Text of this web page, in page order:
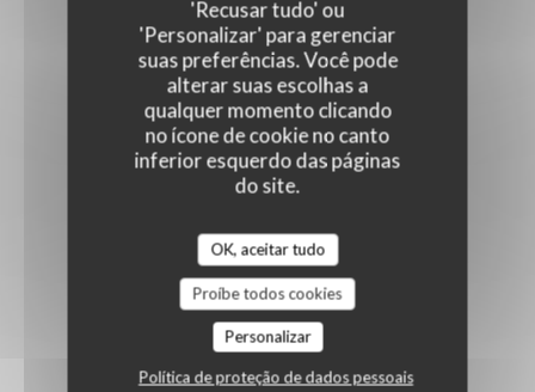
'Recusar tudo' ou
'Personalizar' para gerenciar
suas preferências. Você pode
alterar suas escolhas a
qualquer momento clicando
no ícone de cookie no canto
inferior esquerdo das páginas
do site.
OK, aceitar tudo
Proíbe todos cookies
Personalizar
Política de proteção de dados pessoais